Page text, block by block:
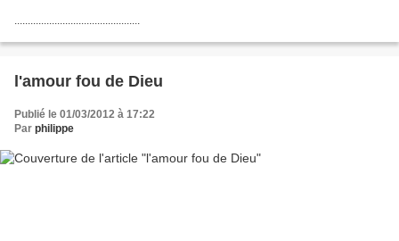
l'amour fou de Dieu
Publié le 01/03/2012 à 17:22
Par philippe